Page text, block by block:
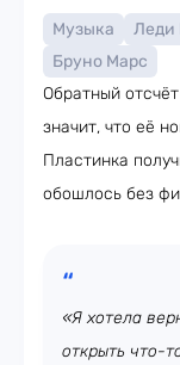
Музыка Леди
Бруно Марс
Обратный
значит, что её
Пластинка
обошлось без
«Я хотела
открыть что-